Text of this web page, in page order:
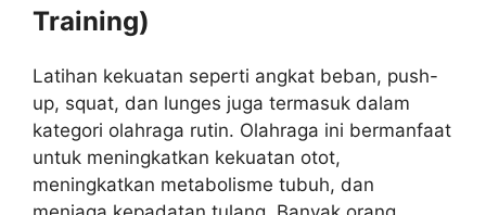
Training)
Latihan kekuatan seperti angkat beban, push-
up, squat, dan lunges juga termasuk dalam
kategori olahraga rutin. Olahraga ini bermanfaat
untuk meningkatkan kekuatan otot,
meningkatkan metabolisme tubuh, dan